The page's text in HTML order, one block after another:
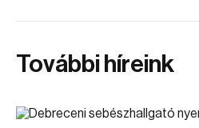
További híreink